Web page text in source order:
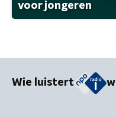
voor jongeren
Wie luistert